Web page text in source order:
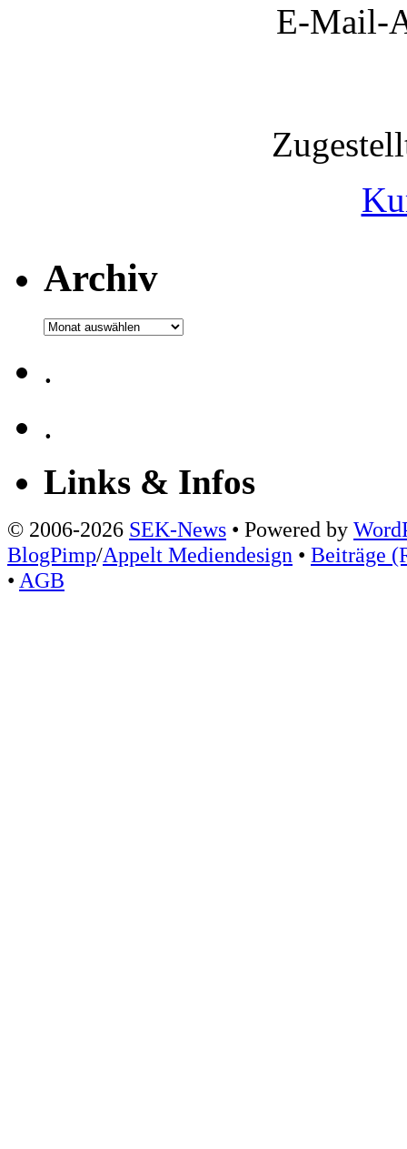
E-Mail-
Archiv
Archiv
.
.
Links & Infos
© 2006-2026 SEK-News • Powered by
BlogPimp/Appelt Mediendesign • Beiträge
• AGB